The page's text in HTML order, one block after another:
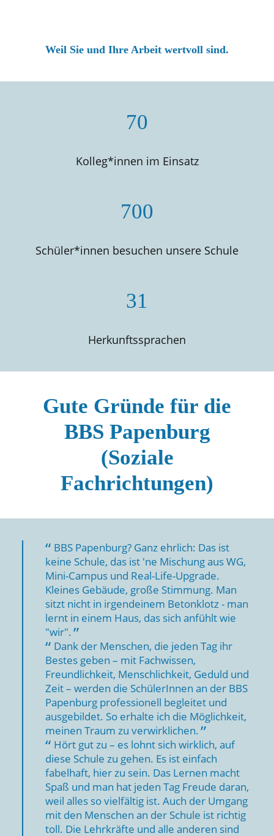
Weil Sie und Ihre Arbeit wertvoll sind.
70
Kolleg*innen im Einsatz
700
Schüler*innen besuchen unsere Schule
31
Herkunftssprachen
Gute Gründe für die
BBS Papenburg
(Soziale
Fachrichtungen)
BBS Papenburg? Ganz ehrlich: Das ist
keine Schule, das ist 'ne Mischung aus WG,
Mini-Campus und Real-Life-Upgrade.
Kleines Gebäude, große Stimmung. Man
sitzt nicht in irgendeinem Betonklotz - man
lernt in einem Haus, das sich anfühlt wie
"wir".
Dank der Menschen, die jeden Tag ihr
Bestes geben – mit Fachwissen,
Freundlichkeit, Menschlichkeit, Geduld und
Zeit – werden die SchülerInnen an der BBS
Papenburg professionell begleitet und
ausgebildet. So erhalte ich die Möglichkeit,
meinen Traum zu verwirklichen.
Hört gut zu – es lohnt sich wirklich, auf
diese Schule zu gehen. Es ist einfach
fabelhaft, hier zu sein. Das Lernen macht
Spaß und man hat jeden Tag Freude daran,
weil alles so vielfältig ist. Auch der Umgang
mit den Menschen an der Schule ist richtig
toll. Die Lehrkräfte und alle anderen sind